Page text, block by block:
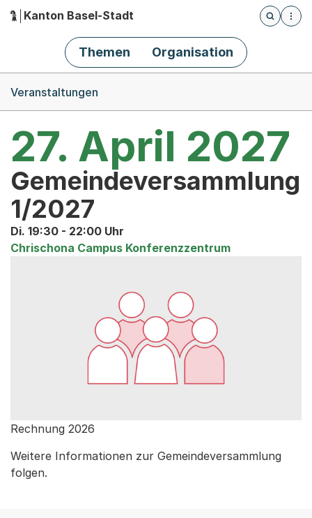
Hauptnavigation
Kanton Basel-Stadt
Öffnet
Themen Organisation
Veranstaltungen
Gemeindeversammlung
1/2027
27. April 2027
Di. 19:30 - 22:00 Uhr
Chrischona Campus Konferenzzentrum
Rechnung 2026
Weitere Informationen zur Gemeindeversammlung
folgen.